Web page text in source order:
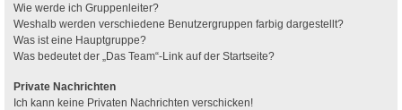
Wie werde ich Gruppenleiter?
Weshalb werden verschiedene Benutzergruppen farbig dargestellt?
Was ist eine Hauptgruppe?
Was bedeutet der „Das Team“-Link auf der Startseite?
Private Nachrichten
Ich kann keine Privaten Nachrichten verschicken!